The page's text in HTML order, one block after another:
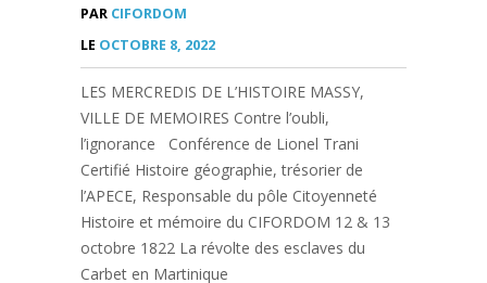
PAR CIFORDOM
LE OCTOBRE 8, 2022
LES MERCREDIS DE L’HISTOIRE MASSY,
VILLE DE MEMOIRES Contre l’oubli,
l’ignorance Conférence de Lionel Trani
Certifié Histoire géographie, trésorier de
l’APECE, Responsable du pôle Citoyenneté
Histoire et mémoire du CIFORDOM 12 & 13
octobre 1822 La révolte des esclaves du
Carbet en Martinique